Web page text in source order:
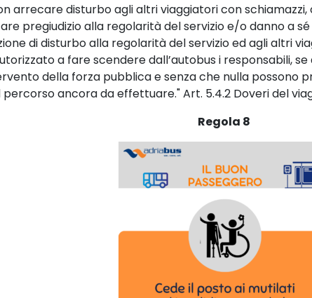
arrecare disturbo agli altri viaggiatori con schiamazzi,
pregiudizio alla regolarità del servizio e/o danno a
di disturbo alla regolarità del servizio ed agli altri
a fare scendere dall’autobus i responsabili,
della forza pubblica e senza che nulla possono
percorso ancora da effettuare." Art. 5.4.2 Doveri del
Regola 8